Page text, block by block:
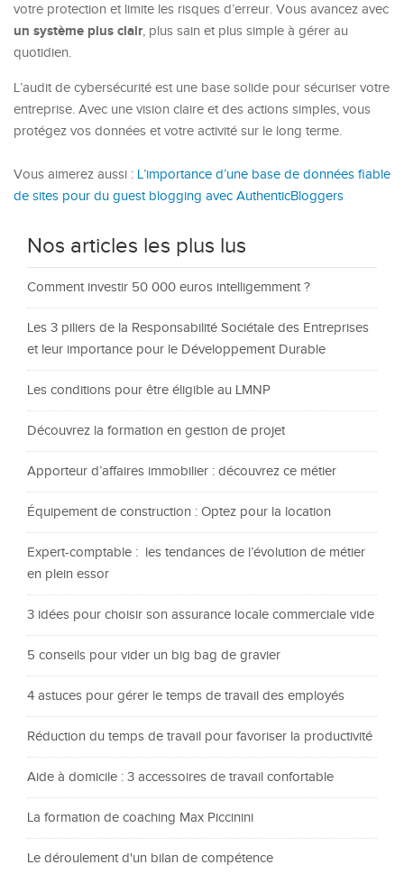
votre protection et limite les risques d’erreur. Vous avancez avec
un système plus clair, plus sain et plus simple à gérer au
quotidien.
L’audit de cybersécurité est une base solide pour sécuriser votre
entreprise. Avec une vision claire et des actions simples, vous
protégez vos données et votre activité sur le long terme.
Vous aimerez aussi : L’importance d’une base de données fiable
de sites pour du guest blogging avec AuthenticBloggers
Nos articles les plus lus
Comment investir 50 000 euros intelligemment ?
Les 3 piliers de la Responsabilité Sociétale des Entreprises
et leur importance pour le Développement Durable
Les conditions pour être éligible au LMNP
Découvrez la formation en gestion de projet
Apporteur d’affaires immobilier : découvrez ce métier
Équipement de construction : Optez pour la location
Expert-comptable : les tendances de l’évolution de métier
en plein essor
3 idées pour choisir son assurance locale commerciale vide
5 conseils pour vider un big bag de gravier
4 astuces pour gérer le temps de travail des employés
Réduction du temps de travail pour favoriser la productivité
Aide à domicile : 3 accessoires de travail confortable
La formation de coaching Max Piccinini
Le déroulement d'un bilan de compétence